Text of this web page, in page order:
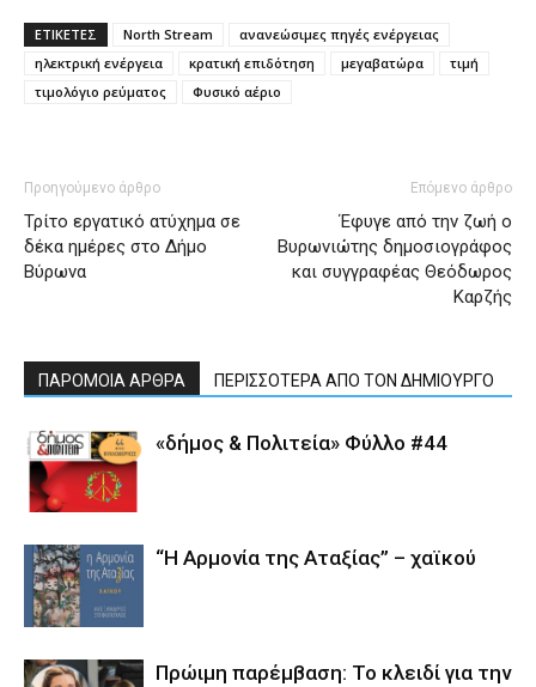
ΕΤΙΚΕΤΕΣ North Stream
ανανεώσιμες πηγές ενέργειας
ηλεκτρική ενέργεια
κρατική επιδότηση μεγαβατώρα
τιμή
τιμολόγιο ρεύματος
Φυσικό αέριο
Προηγούμενο άρθρο
Τρίτο εργατικό ατύχημα σε
δέκα ημέρες στο Δήμο
Βύρωνα
Επόμενο άρθρο
Έφυγε από την ζωή ο
Βυρωνιώτης δημοσιογράφος
και συγγραφέας Θεόδωρος
Καρζής
ΠΑΡΟΜΟΙΑ ΑΡΘΡΑ ΠΕΡΙΣΣΟΤΕΡΑ ΑΠΟ ΤΟΝ ΔΗΜΙΟΥΡΓΟ
«δήμος & Πολιτεία» Φύλλο #44
“Η Αρμονία της Αταξίας” – χαϊκού
Πρώιμη παρέμβαση: Το κλειδί για την